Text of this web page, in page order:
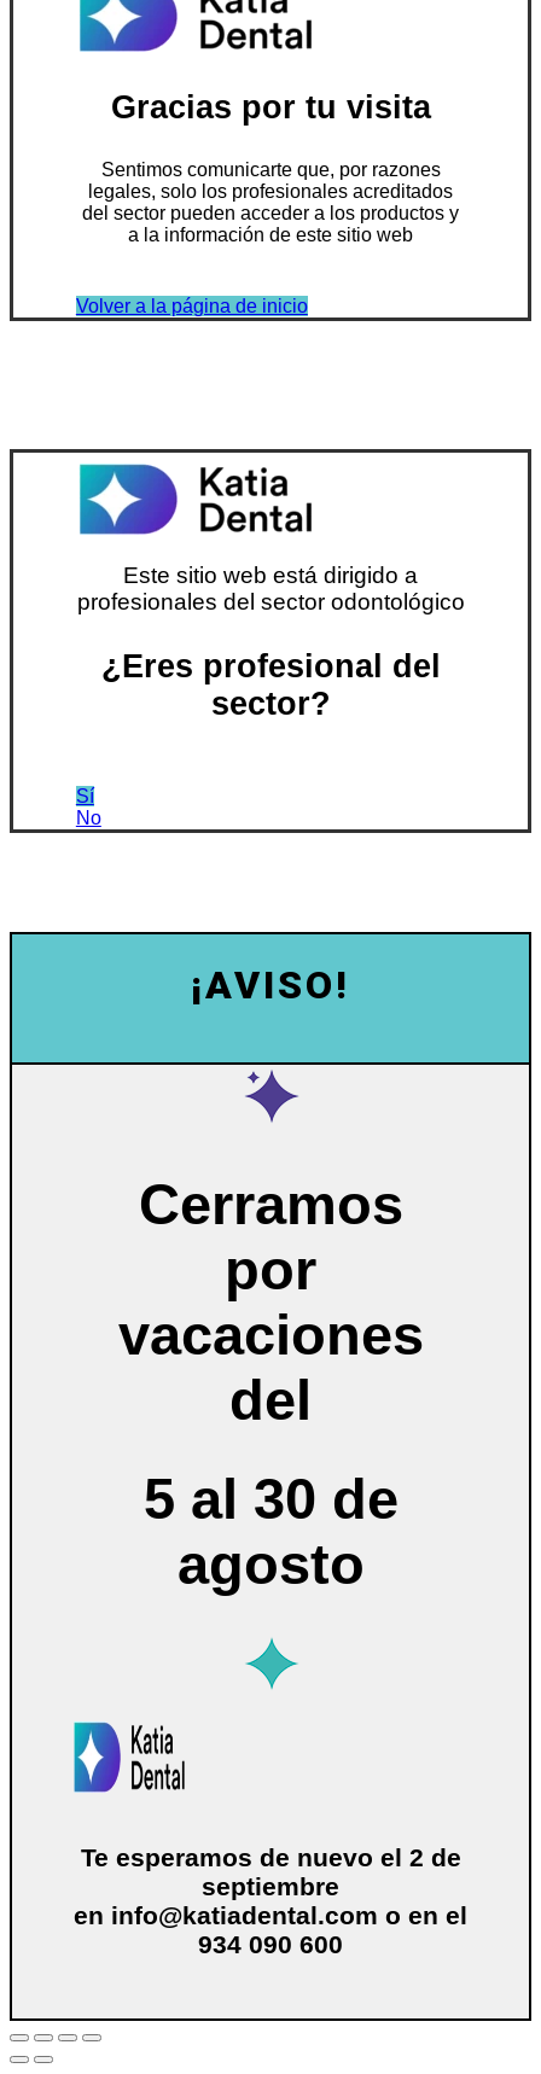
Gracias por tu visita
Sentimos comunicarte que, por razones
legales, solo los profesionales acreditados
del sector pueden acceder a los productos y
a la información de este sitio web
Volver a la página de inicio
Este sitio web está dirigido a
profesionales del sector odontológico
¿Eres profesional del
sector?
Sí
No
¡AVISO!
Cerramos
por
vacaciones
del
5 al 30 de
agosto
Te esperamos de nuevo el 2 de
septiembre
en info@katiadental.com o en el
934 090 600